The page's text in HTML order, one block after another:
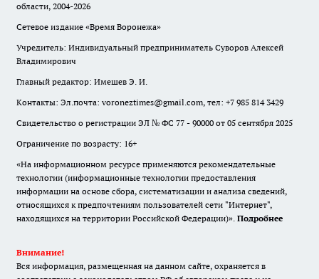
области, 2004-2026
Сетевое издание «Время Воронежа»
Учредитель: Индивидуальный предприниматель Суворов Алексей
Владимирович
Главный редактор: Имешев Э. И.
Контакты: Эл.почта: voroneztimes@gmail.com, тел: +7 985 814 3429
Свидетельство о регистрации ЭЛ № ФС 77 - 90000 от 05 сентября 2025
Ограничение по возрасту: 16+
«На информационном ресурсе применяются рекомендательные
технологии (информационные технологии предоставления
информации на основе сбора, систематизации и анализа сведений,
относящихся к предпочтениям пользователей сети "Интернет",
находящихся на территории Российской Федерации)». Подробнее
Внимание!
Вся информация, размещенная на данном сайте, охраняется в